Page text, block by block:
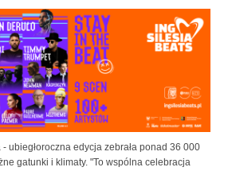
- ubiegłoroczna edycja zebrała ponad 36 000
gatunki i klimaty. "To wspólna celebracja